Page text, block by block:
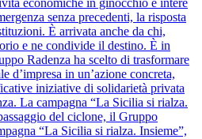
economiche in ginocchio e intere
senza precedenti, la risposta
È arrivata anche da chi,
e ne condivide il destino. È in
Radenza ha scelto di trasformare
d’impresa in un’azione concreta,
iniziative di solidarietà privata
La campagna “La Sicilia si rialza.
del ciclone, il Gruppo
“La Sicilia si rialza. Insieme”,